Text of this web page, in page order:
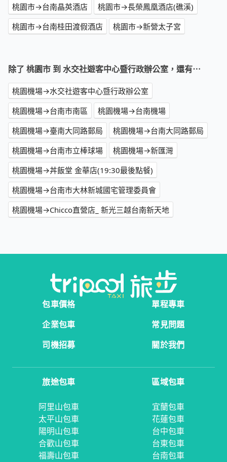
桃園市→台南晶英酒店
桃園市→長榮鳳凰酒店(礁溪)
桃園市→台南桂田渡假酒店
桃園市→新營太子宮
除了 桃園市 到 水交社遊客中心暨行政辦公室，還有⋯
桃園機場→水交社遊客中心暨行政辦公室
桃園機場→台南市南區
桃園機場→台南機場
桃園機場→臺南大同路郵局
桃園機場→台南大同路郵局
桃園機場→台南市立棒球場
桃園機場→新匯灣
桃園機場→丼飯堂 金華店(19:30最後點餐)
桃園機場→台南市大林新城國宅管理委員會
桃園機場→Chicco直營店_ 新光三越台南新天地
包車價格
單程專車
企業包車
常見問題
司機招募
關於我們
旅途包車
阿里山包車
太平山包車
陽明山包車
合歡山包車
福壽山包車
區域包車
宜蘭包車
花蓮包車
台中包車
台東包車
台南包車